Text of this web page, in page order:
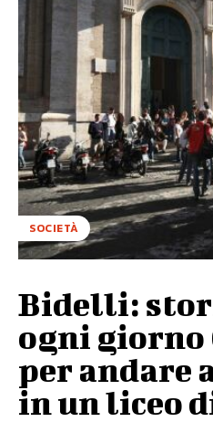
SOCIETÀ
Bidelli:
ogni giorno
per andare
in un liceo